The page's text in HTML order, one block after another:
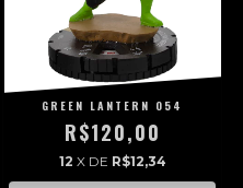
GREEN LANTERN 054
R$120,00
12 X DE R$12,34